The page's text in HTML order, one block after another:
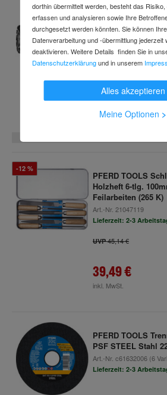
PFERD TOOLS
1530/6
Art.-Nr.c57463236(3
Lieferzeit: 2-3
ab14,39 €
inkl. MwSt.
-12 %
PFERD TOOLS
Holzheft 6-tlg.
Feilarbeiten (265 K)
Art.-Nr. 21047119
Lieferzeit: 2-3
UVP45,14 €
39,49 €
inkl. MwSt.
PFERD TOOLS
PSF STEEL Stahl
Art.-Nr. c61632006(6
Lieferzeit: 2-3
dorthin übermittelt werden, besteht das
erfassen und analysieren sowie Ihre
durchgesetzt werden könnten. Sie können
Datenverarbeitung und -übermittlung jederzeit
deaktivieren. Weitere Details finden Sie in
Datenschutzerklärungund in unserem
Alles akzeptieren
Meine Optionen >